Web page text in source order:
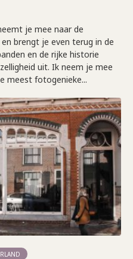
je mee naar de
brengt je even terug in de
en de rijke historie
uit. Ik neem je mee
meest fotogenieke...